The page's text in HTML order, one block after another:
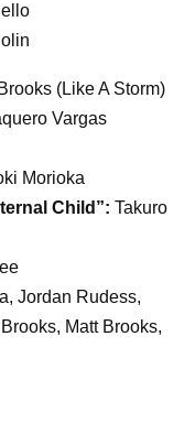
(Like A Storm)
Vargas
Morioka
Child”: Takuro
Jordan Rudess,
Matt Brooks,